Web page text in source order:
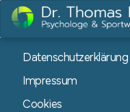
Datenschutzerklärung
Impressum
Cookies